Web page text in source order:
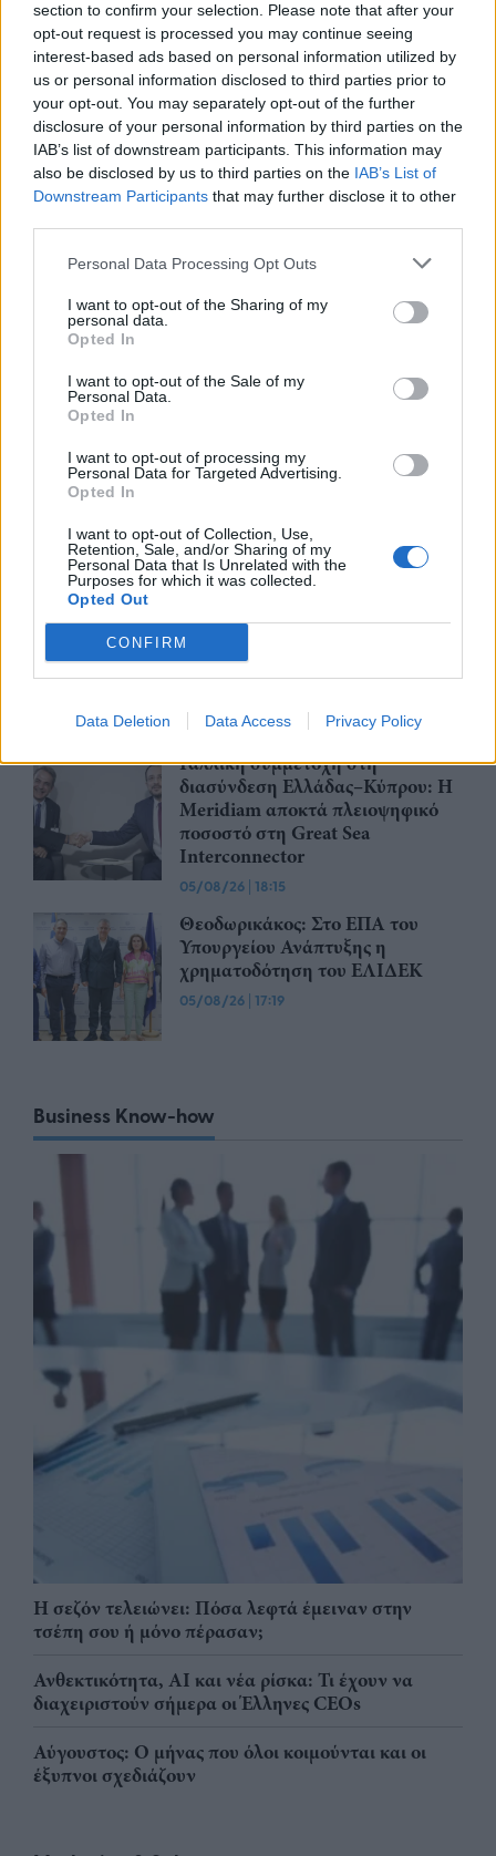
section to confirm your selection. Please note that after your
opt-out request is processed you may continue seeing
interest-based ads based on personal information utilized by
us or personal information disclosed to third parties prior to
your opt-out. You may separately opt-out of the further
disclosure of your personal information by third parties on the
IAB’s list of downstream participants. This information may
also be disclosed by us to third parties on the IAB’s List of
Downstream Participants that may further disclose it to other
Personal Data Processing Opt Outs
I want to opt-out of the Sharing of my
personal data.
Opted In
I want to opt-out of the Sale of my
Personal Data.
Opted In
I want to opt-out of processing my
Personal Data for Targeted Advertising.
Opted In
I want to opt-out of Collection, Use,
Retention, Sale, and/or Sharing of my
Personal Data that Is Unrelated with the
Purposes for which it was collected.
Opted Out
CONFIRM
Data Deletion Data Access Privacy Policy
Σαμοθράκη: Σε λειτουργία η
πλατφόρμα myBusinessSupport
για το ειδικό πρόγραμμα στήριξης
επιχειρήσεων
06/08/26|18:07
Δυτική Αττική: Έργα
αποκατάστασης 113.000
στρεμμάτων μετά την πυρκαγιά –
06/08/26 15:26
αναβάθμιση του Αεροδρομίου
Πάρου
Υποβλήθηκε επισήμως το αίτημα
ενεργειακής ανθεκτικότητας
06/08/26|12:57
Μητσοτάκης – Αγγελούδης: Στο
«τραπέζι» η ανάπλαση της ΔΕΘ
και το χρονοδιάγραμμα του
μεγάλου έργου
06/08/26|10:50
Γαλλική συμμετοχή στη
διασύνδεση Ελλάδας–Κύπρου: Η
Meridiam αποκτά πλειοψηφικό
ποσοστό στη Great Sea
Interconnector
05/08/26 | 18:15
Θεοδωρικάκος: Στο ΕΠΑ του
Υπουργείου Ανάπτυξης η
χρηματοδότηση του ΕΛΙΔΕΚ
05/08/26 | 17:19
Business Know-how
Η σεζόν τελειώνει: Πόσα λεφτά έμειναν στην
τσέπη σου ή μόνο πέρασαν;
Ανθεκτικότητα, AI και νέα ρίσκα: Τι έχουν να
διαχειριστούν σήμερα οι Έλληνες CEOs
Αύγουστος: Ο μήνας που όλοι κοιμούνται και οι
έξυπνοι σχεδιάζουν